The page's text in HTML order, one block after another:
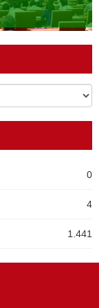
0
4
1.441